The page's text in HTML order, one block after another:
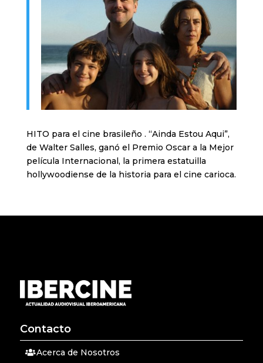
HITO para el cine brasileño . “Ainda Estou Aqui”,
de Walter Salles, ganó el Premio Oscar a la Mejor
película Internacional, la primera estatuilla
hollywoodiense de la historia para el cine carioca.
Contacto
Acerca de Nosotros